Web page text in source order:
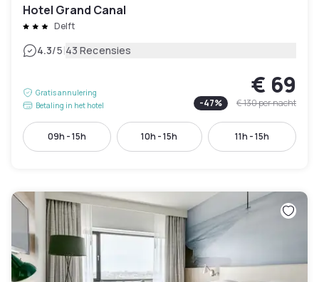
Hotel Grand Canal
Delft
4.3/5|43 Recensies
Gratis annulering
Betaling in het hotel
€ 69
-47% € 130per nacht
09h - 15h 10h - 15h 11h - 15h